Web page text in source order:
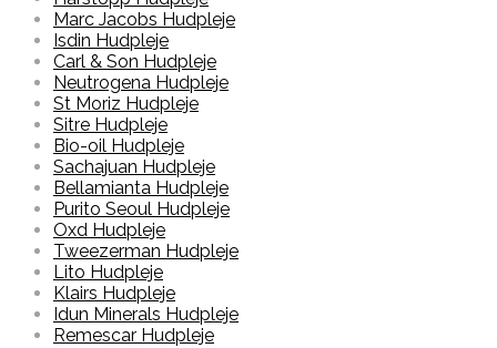
Marc Jacobs Hudpleje
Isdin Hudpleje
Carl & Son Hudpleje
Neutrogena Hudpleje
St Moriz Hudpleje
Sitre Hudpleje
Bio-oil Hudpleje
Sachajuan Hudpleje
Bellamianta Hudpleje
Purito Seoul Hudpleje
Oxd Hudpleje
Tweezerman Hudpleje
Lito Hudpleje
Klairs Hudpleje
Idun Minerals Hudpleje
Remescar Hudpleje